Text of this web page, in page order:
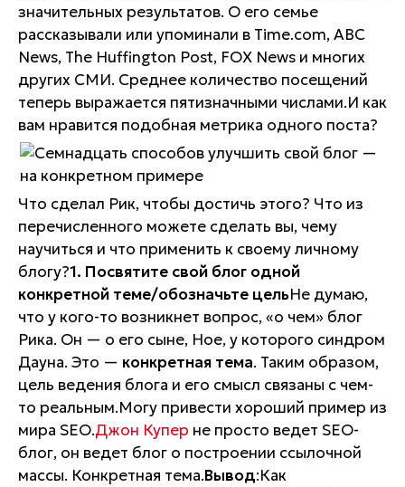
значительных результатов. О его семье
рассказывали или упоминали в Time.com, ABC
News, The Huffington Post, FOX News и многих
других СМИ. Среднее количество посещений
теперь выражается пятизначными числами.И как
вам нравится подобная метрика одного поста?
Что сделал Рик, чтобы достичь этого? Что из
перечисленного можете сделать вы, чему
научиться и что применить к своему личному
блогу?1. Посвятите свой блог одной
конкретной теме/обозначьте цельНе думаю,
что у кого-то возникнет вопрос, «о чем» блог
Рика. Он — о его сыне, Ное, у которого синдром
Дауна. Это — конкретная тема. Таким образом,
цель ведения блога и его смысл связаны с чем-
то реальным.Могу привести хороший пример из
мира SEO.Джон Купер не просто ведет SEO-
блог, он ведет блог о построении ссылочной
массы. Конкретная тема.Вывод:Как